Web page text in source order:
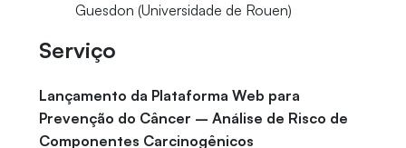
Guesdon (Universidade de Rouen)
Serviço
Lançamento da Plataforma Web para
Prevenção do Câncer – Análise de Risco de
Componentes Carcinogênicos